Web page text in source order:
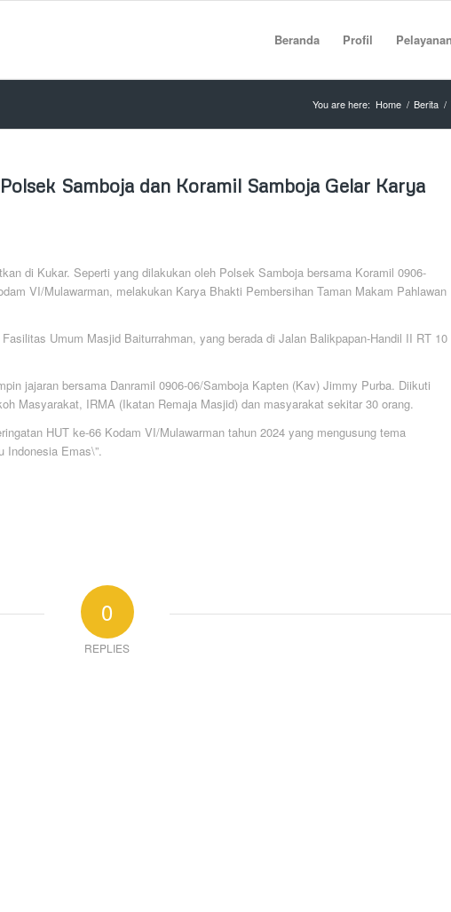
Beranda Profil Pelayanan
You are here: Home / Berita /
Samboja dan Koramil Samboja Gelar Karya
di Kukar. Seperti yang dilakukan oleh Polsek Samboja bersama Koramil 0906-
VI/Mulawarman, melakukan Karya Bhakti Pembersihan Taman Makam Pahlawan
Umum Masjid Baiturrahman, yang berada di Jalan Balikpapan-Handil II RT 10
jajaran bersama Danramil 0906-06/Samboja Kapten (Kav) Jimmy Purba. Diikuti
Masyarakat, IRMA (Ikatan Remaja Masjid) dan masyarakat sekitar 30 orang.
HUT ke-66 Kodam VI/Mulawarman tahun 2024 yang mengusung tema
Indonesia Emas\”.
0
REPLIES